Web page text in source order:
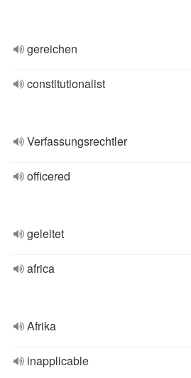
gereichen
constitutionalist
Verfassungsrechtler
officered
geleitet
africa
Afrika
inapplicable